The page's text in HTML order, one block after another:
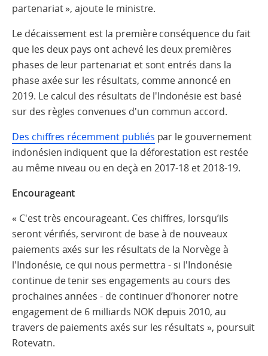
partenariat », ajoute le ministre.
Le décaissement est la première conséquence du fait
que les deux pays ont achevé les deux premières
phases de leur partenariat et sont entrés dans la
phase axée sur les résultats, comme annoncé en
2019. Le calcul des résultats de l'Indonésie est basé
sur des règles convenues d'un commun accord.
Des chiffres récemment publiés par le gouvernement
indonésien indiquent que la déforestation est restée
au même niveau ou en deçà en 2017-18 et 2018-19.
Encourageant
« C'est très encourageant. Ces chiffres, lorsqu’ils
seront vérifiés, serviront de base à de nouveaux
paiements axés sur les résultats de la Norvège à
l'Indonésie, ce qui nous permettra - si l'Indonésie
continue de tenir ses engagements au cours des
prochaines années - de continuer d’honorer notre
engagement de 6 milliards NOK depuis 2010, au
travers de paiements axés sur les résultats », poursuit
Rotevatn.